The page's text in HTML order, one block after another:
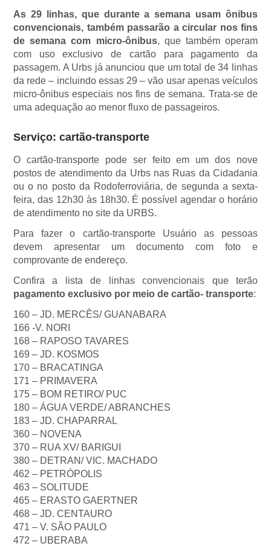
As 29 linhas, que durante a semana usam ônibus
convencionais, também passarão a circular nos fins
de semana com micro-ônibus, que também operam
com uso exclusivo de cartão para pagamento da
passagem. A Urbs já anunciou que um total de 34 linhas
da rede – incluindo essas 29 – vão usar apenas veículos
micro-ônibus especiais nos fins de semana. Trata-se de
uma adequação ao menor fluxo de passageiros.
Serviço: cartão-transporte
O cartão-transporte pode ser feito em um dos nove
postos de atendimento da Urbs nas Ruas da Cidadania
ou o no posto da Rodoferroviária, de segunda a sexta-
feira, das 12h30 às 18h30. É possível agendar o horário
de atendimento no site da URBS.
Para fazer o cartão-transporte Usuário as pessoas
devem apresentar um documento com foto e
comprovante de endereço.
Confira a lista de linhas convencionais que terão
pagamento exclusivo por meio de cartão- transporte:
160 – JD. MERCÊS/ GUANABARA
166 -V. NORI
168 – RAPOSO TAVARES
169 – JD. KOSMOS
170 – BRACATINGA
171 – PRIMAVERA
175 – BOM RETIRO/ PUC
180 – ÁGUA VERDE/ ABRANCHES
183 – JD. CHAPARRAL
360 – NOVENA
370 – RUA XV/ BARIGUI
380 – DETRAN/ VIC. MACHADO
462 – PETRÓPOLIS
463 – SOLITUDE
465 – ERASTO GAERTNER
468 – JD. CENTAURO
471 – V. SÃO PAULO
472 – UBERABA